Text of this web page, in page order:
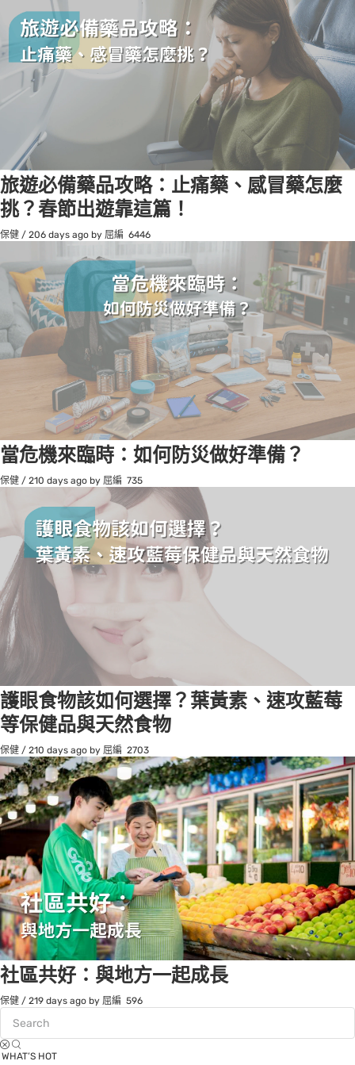
旅遊必備藥品攻略：止痛藥、感冒藥怎麼
挑？春節出遊靠這篇！
保健 / 206 days ago by 屈編 6446
當危機來臨時：如何防災做好準備？
保健 / 210 days ago by 屈編 735
護眼食物該如何選擇？葉黃素、速攻藍莓
等保健品與天然食物
保健 / 210 days ago by 屈編 2703
社區共好：與地方一起成長
保健 / 219 days ago by 屈編 596
WHAT’S HOT